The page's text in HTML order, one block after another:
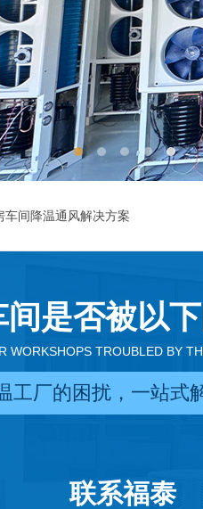
间降温通风解决方案
是否被以
WORKSHOPS TROUBLED BY
工厂的困扰，一站式
联系福泰